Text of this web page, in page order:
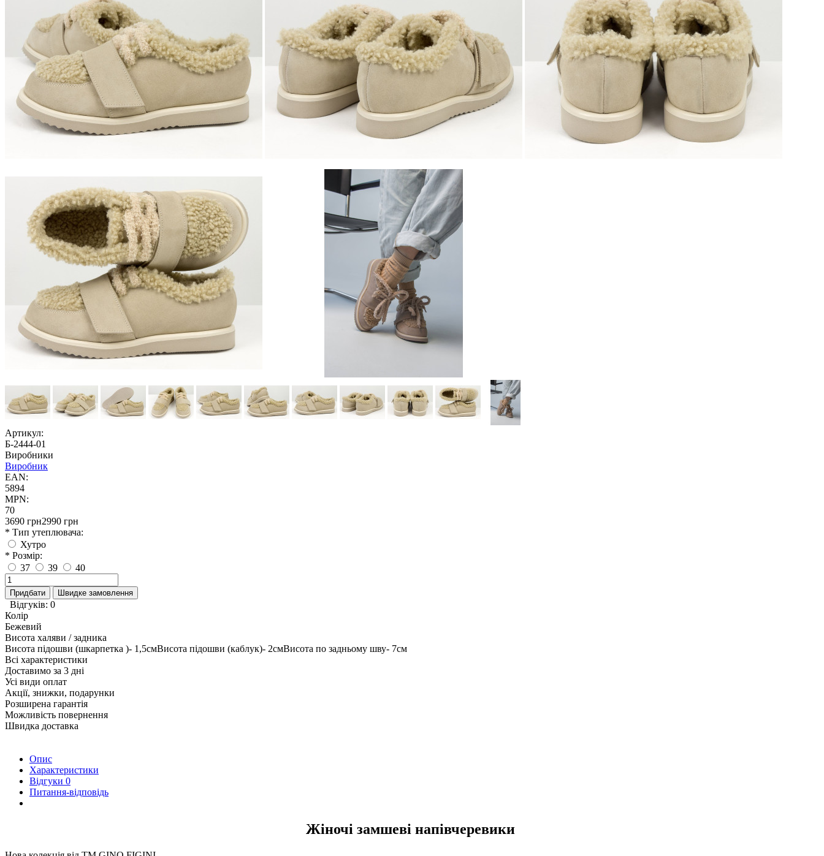
Артикул:
Б-2444-01
Виробники
Виробник
EAN:
5894
MPN:
70
3690 грн2990 грн
* Тип утеплювача:
Хутро
* Розмір:
37
39 40
Придбати Швидке замовлення
Відгуків: 0
Колір
Бежевий
Висота халяви / задника
Висота підошви (шкарпетка )- 1,5смВисота підошви (каблук)- 2смВисота по задньому шву- 7см
Всі характеристики
Доставимо за 3 дні
Усі види оплат
Акції, знижки, подарунки
Розширена гарантія
Можливість повернення
Швидка доставка
Опис
Характеристики
Відгуки 0
Питання-відповідь
Жіночі замшеві напівчеревики